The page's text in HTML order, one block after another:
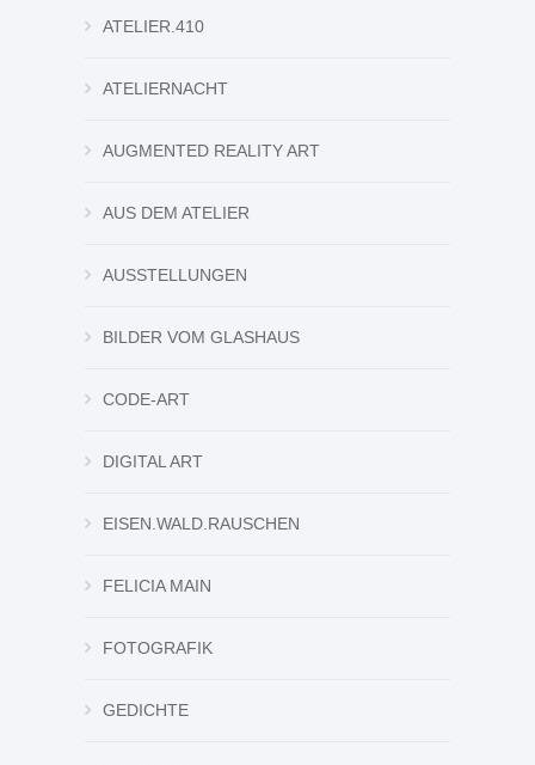
ATELIER.410
ATELIERNACHT
AUGMENTED REALITY ART
AUS DEM ATELIER
AUSSTELLUNGEN
BILDER VOM GLASHAUS
CODE-ART
DIGITAL ART
EISEN.WALD.RAUSCHEN
FELICIA MAIN
FOTOGRAFIK
GEDICHTE